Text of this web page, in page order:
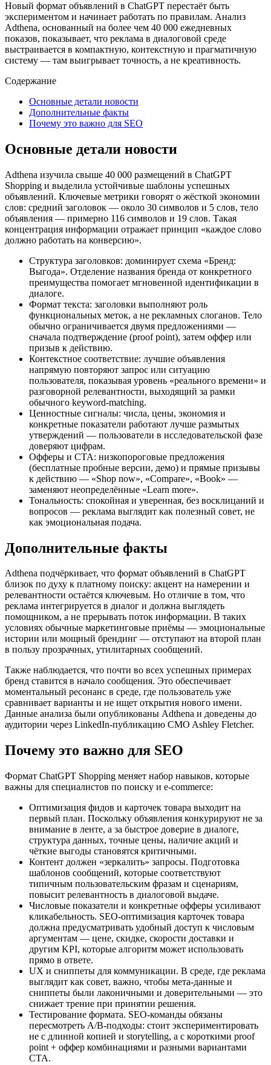
Новый формат объявлений в ChatGPT перестаёт быть
экспериментом и начинает работать по правилам. Анализ
Adthena, основанный на более чем 40 000 ежедневных
показов, показывает, что реклама в диалоговой среде
выстраивается в компактную, контекстную и прагматичную
систему — там выигрывает точность, а не креативность.
Содержание
Основные детали новости
Дополнительные факты
Почему это важно для SEO
Основные детали новости
Adthena изучила свыше 40 000 размещений в ChatGPT
Shopping и выделила устойчивые шаблоны успешных
объявлений. Ключевые метрики говорят о жёсткой экономии
слов: средний заголовок — около 30 символов и 5 слов, тело
объявления — примерно 116 символов и 19 слов. Такая
концентрация информации отражает принцип «каждое слово
должно работать на конверсию».
Структура заголовков: доминирует схема «Бренд:
Выгода». Отделение названия бренда от конкретного
преимущества помогает мгновенной идентификации в
диалоге.
Формат текста: заголовки выполняют роль
функциональных меток, а не рекламных слоганов. Тело
обычно ограничивается двумя предложениями —
сначала подтверждение (proof point), затем оффер или
призыв к действию.
Контекстное соответствие: лучшие объявления
напрямую повторяют запрос или ситуацию
пользователя, показывая уровень «реального времени» и
разговорной релевантности, выходящий за рамки
обычного keyword‑matching.
Ценностные сигналы: числа, цены, экономия и
конкретные показатели работают лучше размытых
утверждений — пользователи в исследовательской фазе
доверяют цифрам.
Офферы и CTA: низкопороговые предложения
(бесплатные пробные версии, демо) и прямые призывы
к действию — «Shop now», «Compare», «Book» —
заменяют неопределённые «Learn more».
Тональность: спокойная и уверенная, без восклицаний и
вопросов — реклама выглядит как полезный совет, не
как эмоциональная подача.
Дополнительные факты
Adthena подчёркивает, что формат объявлений в ChatGPT
близок по духу к платному поиску: акцент на намерении и
релевантности остаётся ключевым. Но отличие в том, что
реклама интегрируется в диалог и должна выглядеть
помощником, а не прерывать поток информации. В таких
условиях обычные маркетинговые приёмы — эмоциональные
истории или мощный брендинг — отступают на второй план
в пользу прозрачных, утилитарных сообщений.
Также наблюдается, что почти во всех успешных примерах
бренд ставится в начало сообщения. Это обеспечивает
моментальный ресонанс в среде, где пользователь уже
сравнивает варианты и не ищет открытия нового имени.
Данные анализа были опубликованы Adthena и доведены до
аудитории через LinkedIn‑публикацию CMO Ashley Fletcher.
Почему это важно для SEO
Формат ChatGPT Shopping меняет набор навыков, которые
важны для специалистов по поиску и e‑commerce:
Оптимизация фидов и карточек товара выходит на
первый план. Поскольку объявления конкурируют не за
внимание в ленте, а за быстрое доверие в диалоге,
структура данных, точные цены, наличие акций и
чёткие выгоды становятся критичными.
Контент должен «зеркалить» запросы. Подготовка
шаблонов сообщений, которые соответствуют
типичным пользовательским фразам и сценариям,
повысит релевантность в диалоговой выдаче.
Числовые показатели и конкретные офферы усиливают
кликабельность. SEO‑оптимизация карточек товара
должна предусматривать удобный доступ к числовым
аргументам — цене, скидке, скорости доставки и
другим KPI, которые алгоритм может использовать
прямо в ответе.
UX и сниппеты для коммуникации. В среде, где реклама
выглядит как совет, важно, чтобы мета‑данные и
сниппеты были лаконичными и доверительными — это
снижает трение при принятии решения.
Тестирование формата. SEO‑команды обязаны
пересмотреть A/B‑подходы: стоит экспериментировать
не с длинной копией и storytelling, а с короткими proof
point + оффер комбинациями и разными вариантами
CTA.